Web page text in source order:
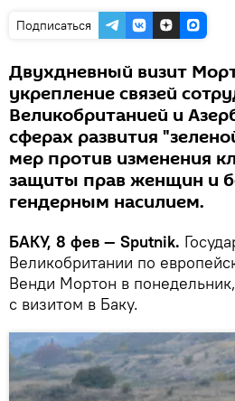
Подписаться
Двухдневный визит
укрепление связей
Великобританией и
сферах развития
мер против изменения
защиты прав женщин и
гендерным насилием.
БАКУ, 8 фев — Sputnik.
Великобритании по
Венди Мортон в
с визитом в Баку.